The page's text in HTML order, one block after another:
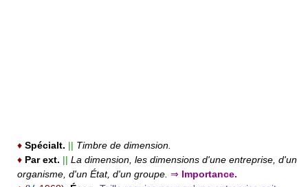
♦ Spécialt. || Timbre de dimension.
♦ Par ext. || La dimension, les dimensions d'une entreprise, d'un
organisme, d'un État, d'un groupe. ⇒ Importance.